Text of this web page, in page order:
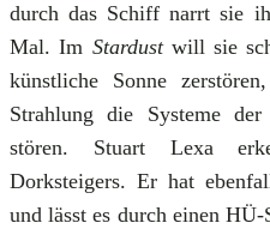
durch das Schiff narrt sie
Mal. Im Stardustwill sie
künstliche Sonne
Strahlung die Systeme
stören. Stuart Lexa
Dorksteigers. Er hat
und lässt es durch einen